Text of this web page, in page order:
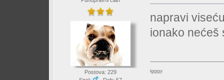
Postova: 229
napravi
ionako nećeš
igggy